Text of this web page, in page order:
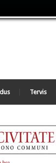
Tervis